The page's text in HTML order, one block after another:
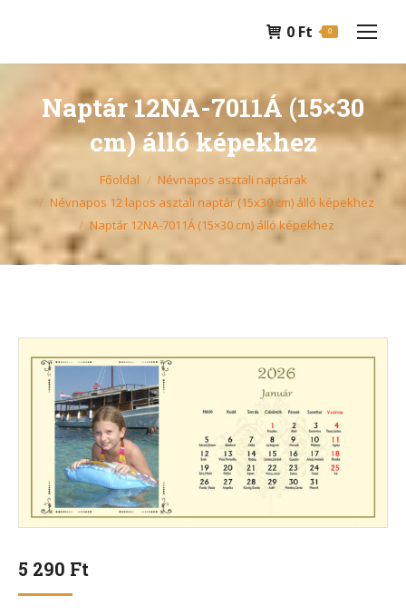
0 Ft 0
Naptár 12NA-7011Á (15×30
cm) álló képekhez
You are here:Főoldal
Névnapos asztali naptárak
Névnapos 12 lapos asztali naptár (15x30 cm) álló képekhez
Naptár 12NA-7011Á (15×30 cm) álló képekhez
5 290 Ft